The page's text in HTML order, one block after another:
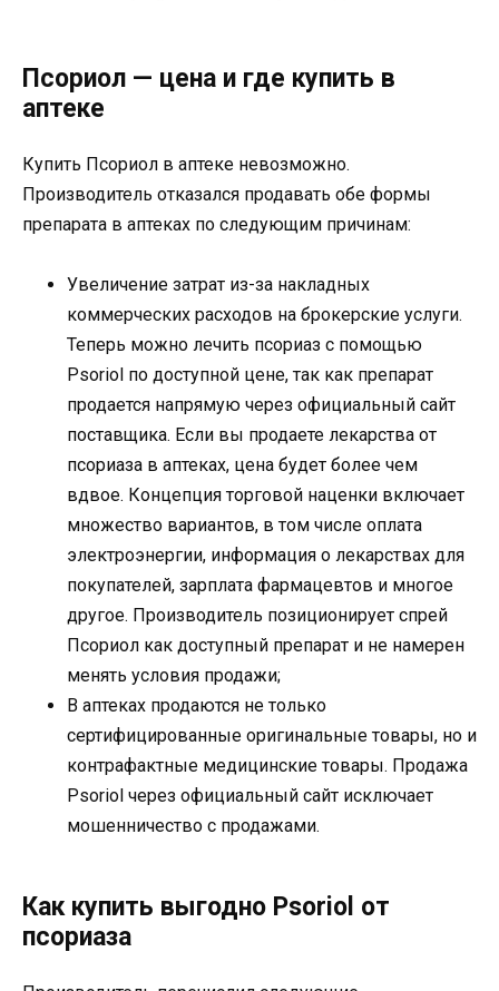
Псориол — цена и где купить в
аптеке
Купить Псориол в аптеке невозможно.
Производитель отказался продавать обе формы
препарата в аптеках по следующим причинам:
Увеличение затрат из-за накладных
коммерческих расходов на брокерские услуги.
Теперь можно лечить псориаз с помощью
Psoriol по доступной цене, так как препарат
продается напрямую через официальный сайт
поставщика. Если вы продаете лекарства от
псориаза в аптеках, цена будет более чем
вдвое. Концепция торговой наценки включает
множество вариантов, в том числе оплата
электроэнергии, информация о лекарствах для
покупателей, зарплата фармацевтов и многое
другое. Производитель позиционирует спрей
Псориол как доступный препарат и не намерен
менять условия продажи;
В аптеках продаются не только
сертифицированные оригинальные товары, но и
контрафактные медицинские товары. Продажа
Psoriol через официальный сайт исключает
мошенничество с продажами.
Как купить выгодно Psoriol от
псориаза